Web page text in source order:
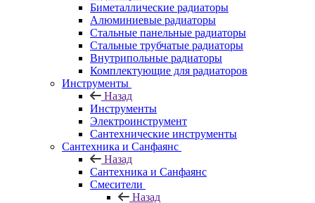
Биметаллические радиаторы
Алюминиевые радиаторы
Стальные панельные радиаторы
Стальные трубчатые радиаторы
Внутрипольные радиаторы
Комплектующие для радиаторов
Инструменты
Назад
Инструменты
Электроинструмент
Сантехнические инструменты
Сантехника и Санфаянс
Назад
Сантехника и Санфаянс
Смесители
Назад